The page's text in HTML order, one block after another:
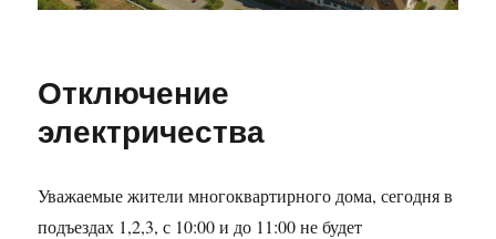
Отключение
электричества
Уважаемые жители многоквартирного дома, сегодня в
подъездах 1,2,3, с 10:00 и до 11:00 не будет